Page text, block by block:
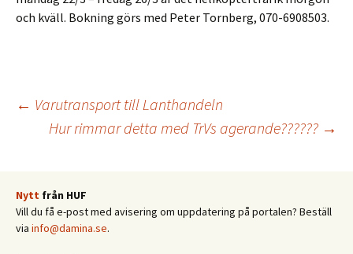
och kväll. Bokning görs med Peter Tornberg, 070-6908503.
Inläggsnavigering
← Varutransport till Lanthandeln
Hur rimmar detta med TrVs agerande?????? →
Nytt från HUF
Vill du få e-post med avisering om uppdatering på portalen? Beställ
via info@damina.se.